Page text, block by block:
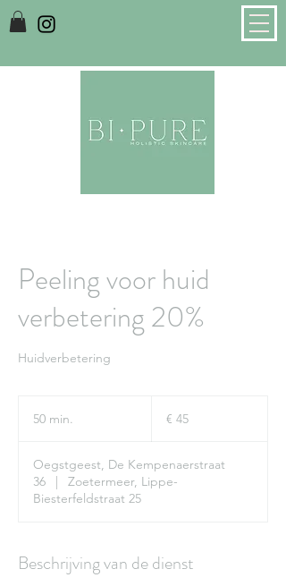
Peeling voor huid
verbetering 20%
Huidverbetering
50 min.
i
n
.
€ 45
Oegstgeest, De Kempenaerstraat
36
|
Zoetermeer, Lippe-
Biesterfeldstraat 25
Beschrijving van de dienst